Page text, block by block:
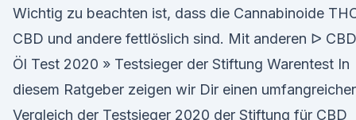
Wichtig zu beachten ist, dass die Cannabinoide
CBD und andere fettlöslich sind. Mit anderen ᐅ CBD
Öl Test 2020 » Testsieger der Stiftung Warentest In
diesem Ratgeber zeigen wir Dir einen
Vergleich der Testsieger 2020 der Stiftung für CBD